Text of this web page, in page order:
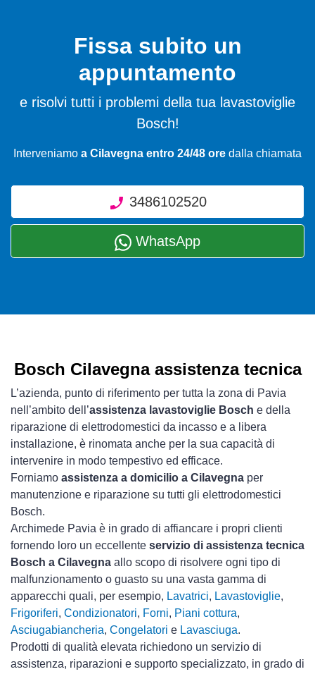
Fissa subito un
appuntamento
e risolvi tutti i problemi della tua lavastoviglie
Bosch!
Interveniamo a Cilavegna entro 24/48 ore dalla chiamata
3486102520
WhatsApp
Bosch Cilavegna assistenza tecnica
L’azienda, punto di riferimento per tutta la zona di Pavia
nell’ambito dell’assistenza lavastoviglie Bosch e della
riparazione di elettrodomestici da incasso e a libera
installazione, è rinomata anche per la sua capacità di
intervenire in modo tempestivo ed efficace.
Forniamo assistenza a domicilio a Cilavegna per
manutenzione e riparazione su tutti gli elettrodomestici
Bosch.
Archimede Pavia è in grado di affiancare i propri clienti
fornendo loro un eccellente servizio di assistenza tecnica
Bosch a Cilavegna allo scopo di risolvere ogni tipo di
malfunzionamento o guasto su una vasta gamma di
apparecchi quali, per esempio, Lavatrici, Lavastoviglie,
Frigoriferi, Condizionatori, Forni, Piani cottura,
Asciugabiancheria, Congelatori e Lavasciuga.
Prodotti di qualità elevata richiedono un servizio di
assistenza, riparazioni e supporto specializzato, in grado di